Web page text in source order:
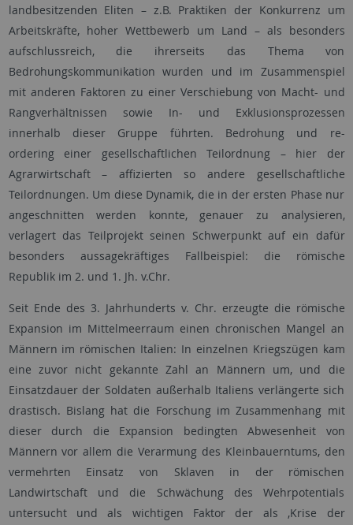
landbesitzenden Eliten – z.B. Praktiken der Konkurrenz um
Arbeitskräfte, hoher Wettbewerb um Land – als besonders
aufschlussreich, die ihrerseits das Thema von
Bedrohungskommunikation wurden und im Zusammenspiel
mit anderen Faktoren zu einer Verschiebung von Macht- und
Rangverhältnissen sowie In- und Exklusionsprozessen
innerhalb dieser Gruppe führten. Bedrohung und re-
ordering einer gesellschaftlichen Teilordnung – hier der
Agrarwirtschaft – affizierten so andere gesellschaftliche
Teilordnungen. Um diese Dynamik, die in der ersten Phase nur
angeschnitten werden konnte, genauer zu analysieren,
verlagert das Teilprojekt seinen Schwerpunkt auf ein dafür
besonders aussagekräftiges Fallbeispiel: die römische
Republik im 2. und 1. Jh. v.Chr.
Seit Ende des 3. Jahrhunderts v. Chr. erzeugte die römische
Expansion im Mittelmeerraum einen chronischen Mangel an
Männern im römischen Italien: In einzelnen Kriegszügen kam
eine zuvor nicht gekannte Zahl an Männern um, und die
Einsatzdauer der Soldaten außerhalb Italiens verlängerte sich
drastisch. Bislang hat die Forschung im Zusammenhang mit
dieser durch die Expansion bedingten Abwesenheit von
Männern vor allem die Verarmung des Kleinbauerntums, den
vermehrten Einsatz von Sklaven in der römischen
Landwirtschaft und die Schwächung des Wehrpotentials
untersucht und als wichtigen Faktor der als ‚Krise der